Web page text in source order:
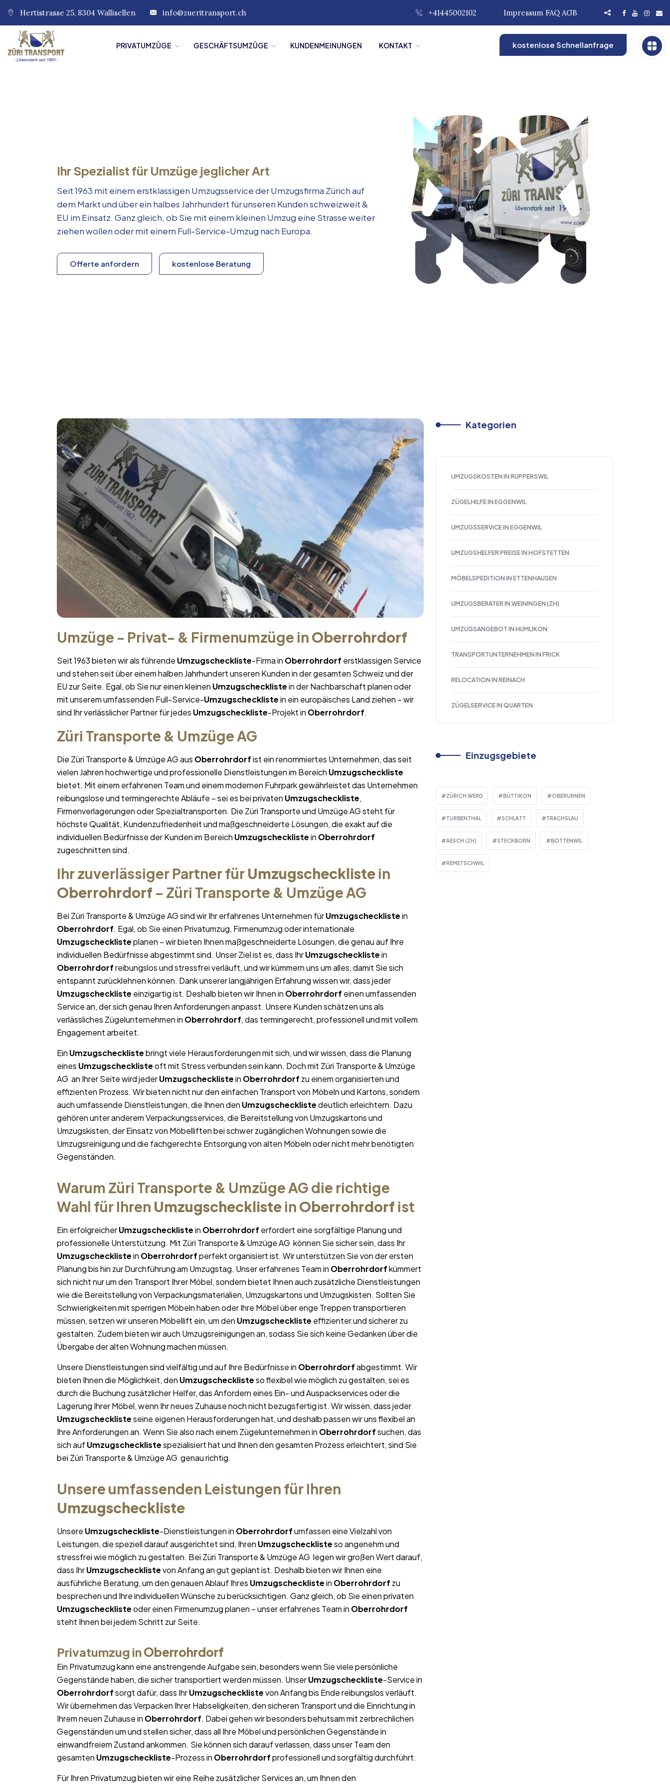
Hertistrasse 25, 8304 Wallisellen info@zueritransport.ch +41445002102 Impressum FAQ AGB
PRIVATUMZÜGE GESCHÄFTSUMZÜGE KUNDENMEINUNGEN KONTAKT kostenlose Schnellanfrage
Ihr Spezialist für Umzüge jeglicher Art
Seit 1963 mit einem erstklassigen Umzugsservice der Umzugsfirma Zürich auf
dem Markt und über ein halbes Jahrhundert für unseren Kunden schweizweit &
EU im Einsatz. Ganz gleich, ob Sie mit einem kleinen Umzug eine Strasse weiter
ziehen wollen oder mit einem Full-Service-Umzug nach Europa.
Offerte anfordern kostenlose Beratung
Umzüge - Privat- & Firmenumzüge in Oberrohrdorf
Seit 1963 bieten wir als führende Umzugscheckliste-Firma in Oberrohrdorf erstklassigen Service
und stehen seit über einem halben Jahrhundert unseren Kunden in der gesamten Schweiz und der
EU zur Seite. Egal, ob Sie nur einen kleinen Umzugschecklistein der Nachbarschaft planen oder
mit unserem umfassenden Full-Service-Umzugschecklistein ein europäisches Land ziehen – wir
sind Ihr verlässlicher Partner für jedes Umzugscheckliste-Projekt in Oberrohrdorf.
Züri Transporte & Umzüge AG
Die Züri Transporte & Umzüge AG aus Oberrohrdorfist ein renommiertes Unternehmen, das seit
vielen Jahren hochwertige und professionelle Dienstleistungen im Bereich Umzugscheckliste
bietet. Mit einem erfahrenen Team und einem modernen Fuhrpark gewährleistet das Unternehmen
reibungslose und termingerechte Abläufe – sei es bei privaten Umzugscheckliste,
Firmenverlagerungen oder Spezialtransporten. Die Züri Transporte und Umzüge AG steht für
höchste Qualität, Kundenzufriedenheit und maßgeschneiderte Lösungen, die exakt auf die
individuellen Bedürfnisse der Kunden im Bereich Umzugschecklistein Oberrohrdorf
zugeschnitten sind.
Ihr zuverlässiger Partner für Umzugscheckliste in
Oberrohrdorf – Züri Transporte & Umzüge AG
Bei Züri Transporte & Umzüge AG sind wir Ihr erfahrenes Unternehmen fürUmzugschecklistein
Oberrohrdorf. Egal, ob Sie einen Privatumzug, Firmenumzug oder internationale
Umzugschecklisteplanen – wir bieten Ihnen maßgeschneiderte Lösungen, die genau auf Ihre
individuellen Bedürfnisse abgestimmt sind. Unser Ziel ist es, dass IhrUmzugschecklistein
Oberrohrdorfreibungslos und stressfrei verläuft, und wir kümmern uns um alles, damit Sie sich
entspannt zurücklehnen können. Dank unserer langjährigen Erfahrung wissen wir, dass jeder
Umzugscheckliste einzigartig ist. Deshalb bieten wir Ihnen in Oberrohrdorf einen umfassenden
Service an, der sich genau Ihren Anforderungen anpasst. Unsere Kunden schätzen uns als
verlässliches Zügelunternehmen in Oberrohrdorf, das termingerecht, professionell und mit vollem
Engagement arbeitet.
Ein Umzugschecklistebringt viele Herausforderungen mit sich, und wir wissen, dass die Planung
eines Umzugschecklisteoft mit Stress verbunden sein kann. Doch mit Züri Transporte & Umzüge
AG an Ihrer Seite wird jederUmzugschecklistein Oberrohrdorf zu einem organisierten und
effizienten Prozess. Wir bieten nicht nur den einfachen Transport von Möbeln und Kartons, sondern
auch umfassende Dienstleistungen, die Ihnen den Umzugschecklistedeutlich erleichtern. Dazu
gehören unter anderem Verpackungsservices, die Bereitstellung von Umzugskartons und
Umzugskisten, der Einsatz von Möbelliften bei schwer zugänglichen Wohnungen sowie die
Umzugsreinigung und die fachgerechte Entsorgung von alten Möbeln oder nicht mehr benötigten
Gegenständen.
Warum Züri Transporte & Umzüge AG die richtige
Wahl für Ihren Umzugscheckliste in Oberrohrdorf ist
Ein erfolgreicherUmzugschecklistein Oberrohrdorf erfordert eine sorgfältige Planung und
professionelle Unterstützung. Mit Züri Transporte & Umzüge AG können Sie sicher sein, dass Ihr
Umzugschecklistein Oberrohrdorfperfekt organisiert ist. Wir unterstützen Sie von der ersten
Planung bis hin zur Durchführung am Umzugstag. Unser erfahrenes Team in Oberrohrdorfkümmert
sich nicht nur um den Transport Ihrer Möbel, sondern bietet Ihnen auch zusätzliche Dienstleistungen
wie die Bereitstellung von Verpackungsmaterialien, Umzugskartons und Umzugskisten. Sollten Sie
Schwierigkeiten mit sperrigen Möbeln haben oder Ihre Möbel über enge Treppen transportieren
müssen, setzen wir unseren Möbellift ein, um den Umzugscheckliste effizienter und sicherer zu
gestalten. Zudem bieten wir auch Umzugsreinigungen an, sodass Sie sich keine Gedanken über die
Übergabe der alten Wohnung machen müssen.
Unsere Dienstleistungen sind vielfältig und auf Ihre Bedürfnisse in Oberrohrdorfabgestimmt. Wir
bieten Ihnen die Möglichkeit, den Umzugschecklisteso flexibel wie möglich zu gestalten, sei es
durch die Buchung zusätzlicher Helfer, das Anfordern eines Ein- und Auspackservices oder die
Lagerung Ihrer Möbel, wenn Ihr neues Zuhause noch nicht bezugsfertig ist. Wir wissen, dass jeder
Umzugschecklisteseine eigenen Herausforderungen hat, und deshalb passen wir uns flexibel an
Ihre Anforderungen an. Wenn Sie also nach einem Zügelunternehmen in Oberrohrdorfsuchen, das
sich aufUmzugschecklistespezialisiert hat und Ihnen den gesamten Prozess erleichtert, sind Sie
bei Züri Transporte & Umzüge AG genau richtig.
Unsere umfassenden Leistungen für Ihren
Umzugscheckliste
Unsere Umzugscheckliste-Dienstleistungen in Oberrohrdorfumfassen eine Vielzahl von
Leistungen, die speziell darauf ausgerichtet sind, Ihren Umzugschecklisteso angenehm und
stressfrei wie möglich zu gestalten. Bei Züri Transporte & Umzüge AG legen wir großen Wert darauf,
dass IhrUmzugschecklistevon Anfang an gut geplant ist. Deshalb bieten wir Ihnen eine
ausführliche Beratung, um den genauen Ablauf Ihres Umzugschecklistein Oberrohrdorf zu
besprechen und Ihre individuellen Wünsche zu berücksichtigen. Ganz gleich, ob Sie einen privaten
Umzugschecklisteoder einen Firmenumzug planen – unser erfahrenes Team in Oberrohrdorf
steht Ihnen bei jedem Schritt zur Seite.
Privatumzug inOberrohrdorf
Ein Privatumzug kann eine anstrengende Aufgabe sein, besonders wenn Sie viele persönliche
Gegenstände haben, die sicher transportiert werden müssen. UnserUmzugscheckliste-Service in
Oberrohrdorfsorgt dafür, dass IhrUmzugschecklistevon Anfang bis Ende reibungslos verläuft.
Wir übernehmen das Verpacken Ihrer Habseligkeiten, den sicheren Transport und die Einrichtung in
Ihrem neuen Zuhause in Oberrohrdorf. Dabei gehen wir besonders behutsam mit zerbrechlichen
Gegenständen um und stellen sicher, dass all Ihre Möbel und persönlichen Gegenstände in
einwandfreiem Zustand ankommen. Sie können sich darauf verlassen, dass unser Team den
gesamten Umzugscheckliste-Prozess in Oberrohrdorfprofessionell und sorgfältig durchführt.
Für Ihren Privatumzug bieten wir eine Reihe zusätzlicher Services an, um Ihnen den
Kategorien
UMZUGSKOSTEN IN RUPPERSWIL
ZÜGELHILFE IN EGGENWIL
UMZUGSSERVICE IN EGGENWIL
UMZUGSHELFER PREISE IN HOFSTETTEN
MÖBELSPEDITION IN ETTENHAUSEN
UMZUGSBERATER IN WEININGEN (ZH)
UMZUGSANGEBOT IN HUMLIKON
TRANSPORTUNTERNEHMEN IN FRICK
RELOCATION IN REINACH
ZÜGELSERVICE IN QUARTEN
Einzugsgebiete
ZÜRICH WERD BÜTTIKON OBERURNEN
TURBENTHAL SCHLATT TRACHSLAU
AESCH (ZH) STECKBORN BOTTENWIL
REMETSCHWIL